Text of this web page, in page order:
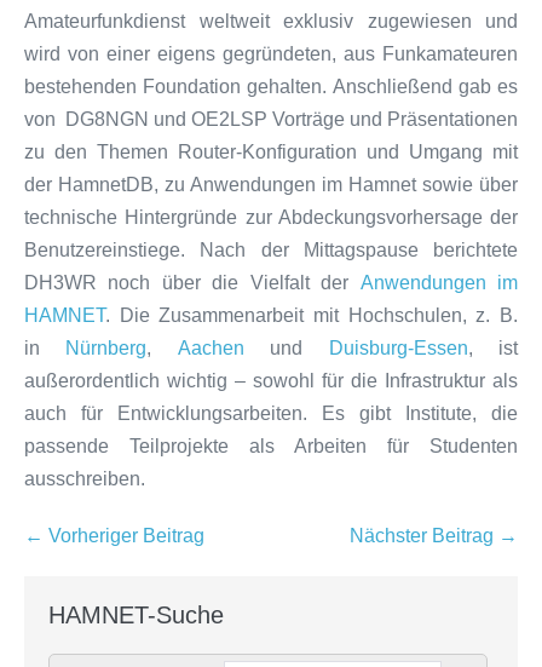
Amateurfunkdienst weltweit exklusiv zugewiesen und
wird von einer eigens gegründeten, aus Funkamateuren
bestehenden Foundation gehalten. Anschließend gab es
von DG8NGN und OE2LSP Vorträge und Präsentationen
zu den Themen Router-Konfiguration und Umgang mit
der HamnetDB, zu Anwendungen im Hamnet sowie über
technische Hintergründe zur Abdeckungsvorhersage der
Benutzereinstiege. Nach der Mittagspause berichtete
DH3WR noch über die Vielfalt der Anwendungen im
HAMNET. Die Zusammenarbeit mit Hochschulen, z. B.
in Nürnberg, Aachen und Duisburg-Essen, ist
außerordentlich wichtig – sowohl für die Infrastruktur als
auch für Entwicklungsarbeiten. Es gibt Institute, die
passende Teilprojekte als Arbeiten für Studenten
ausschreiben.
Beitragsnavigation
← Vorheriger Beitrag Nächster Beitrag →
HAMNET-Suche